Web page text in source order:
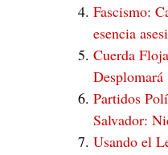
Fascismo:
esencia
Cuerda
Desplomará
Partidos
Salvador:
Usando el